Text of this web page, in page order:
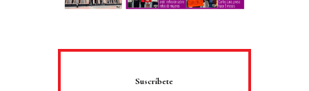
Suscríbete